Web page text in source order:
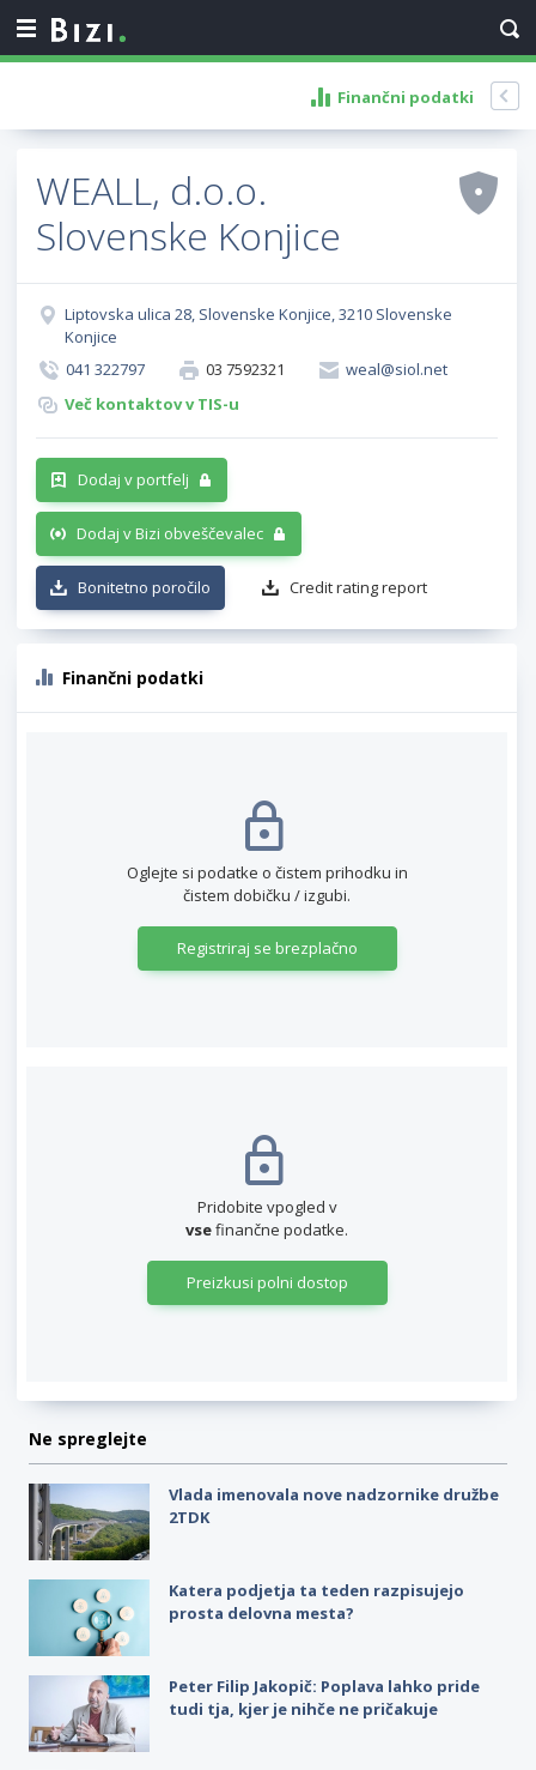
Finančni podatki
WEALL, d.o.o.
Slovenske Konjice
Liptovska ulica 28, Slovenske Konjice, 3210 Slovenske
Konjice
041 322797
03 7592321
weal@siol.net
Več kontaktov v TIS-u
Dodaj v portfelj
Dodaj v Bizi obveščevalec
Bonitetno poročilo Credit rating report
Finančni podatki
Oglejte si podatke o čistem prihodku in
čistem dobičku / izgubi.
Registriraj se brezplačno
Pridobite vpogled v
vsefinančne podatke.
Preizkusi polni dostop
Ne spreglejte
Vlada imenovala nove nadzornike družbe
2TDK
Katera podjetja ta teden razpisujejo
prosta delovna mesta?
Peter Filip Jakopič: Poplava lahko pride
tudi tja, kjer je nihče ne pričakuje